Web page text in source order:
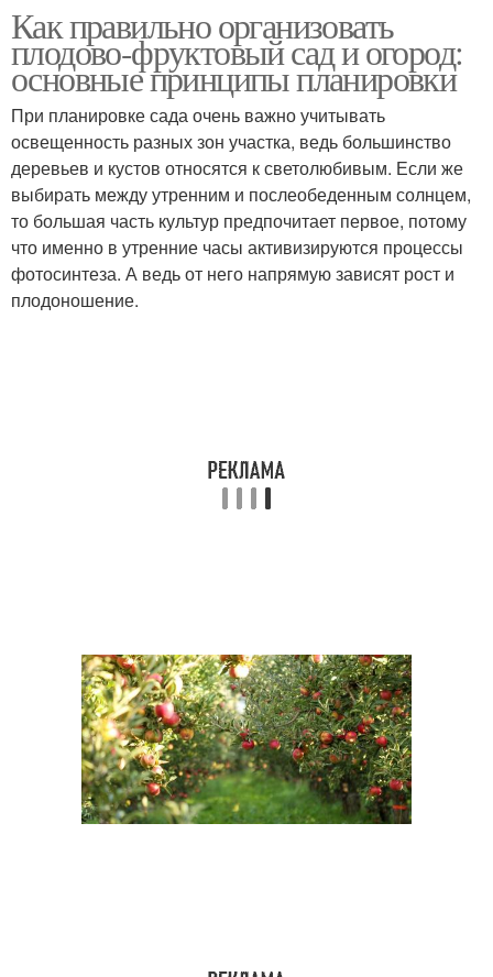
Как правильно организовать
плодово-фруктовый сад и огород:
основные принципы планировки
При планировке сада очень важно учитывать
освещенность разных зон участка, ведь большинство
деревьев и кустов относятся к светолюбивым. Если же
выбирать между утренним и послеобеденным солнцем,
то большая часть культур предпочитает первое, потому
что именно в утренние часы активизируются процессы
фотосинтеза. А ведь от него напрямую зависят рост и
плодоношение.